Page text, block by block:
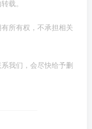
载。
所有权，不承担相关
我们，会尽快给予删